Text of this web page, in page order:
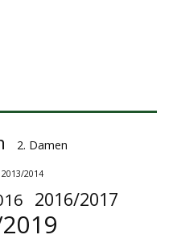
2. Damen
2013/2014
2016/2017